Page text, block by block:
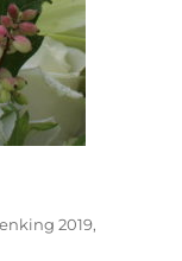
2019,